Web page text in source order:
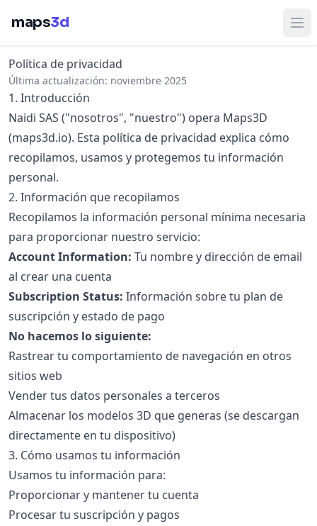
maps3d
Política de privacidad
Última actualización: noviembre 2025
1. Introducción
Naidi SAS ("nosotros", "nuestro") opera Maps3D
(maps3d.io). Esta política de privacidad explica cómo
recopilamos, usamos y protegemos tu información
personal.
2. Información que recopilamos
Recopilamos la información personal mínima necesaria
para proporcionar nuestro servicio:
Account Information: Tu nombre y dirección de email
al crear una cuenta
Subscription Status: Información sobre tu plan de
suscripción y estado de pago
No hacemos lo siguiente:
Rastrear tu comportamiento de navegación en otros
sitios web
Vender tus datos personales a terceros
Almacenar los modelos 3D que generas (se descargan
directamente en tu dispositivo)
3. Cómo usamos tu información
Usamos tu información para:
Proporcionar y mantener tu cuenta
Procesar tu suscripción y pagos